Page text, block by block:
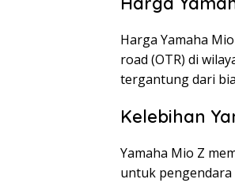
Harga Yamaha
road (OTR) di
tergantung dari
Kelebihan
Yamaha Mio Z
untuk pengendara